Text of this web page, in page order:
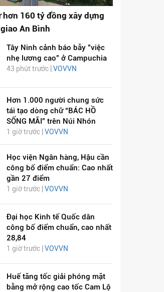
160 tỷ đồng xây dựng
An Bình
Tây Ninh cảnh báo bẫy "việc
nhẹ lương cao" ở Campuchia
43 phút trước |VOVVN
Hơn 1.000 người chung sức
tái tạo dòng chữ “BÁC HỒ
SỐNG MÃI” trên Núi Nhón
1 giờ trước | VOVVN
Học viện Ngân hàng, Hậu cần
công bố điểm chuẩn: Cao nhất
gần 27 điểm
1 giờ trước | VOVVN
Đại học Kinh tế Quốc dân
công bố điểm chuẩn, cao nhất
28,84
1 giờ trước | VOVVN
Huế tăng tốc giải phóng mặt
bằng mở rộng cao tốc Cam Lộ